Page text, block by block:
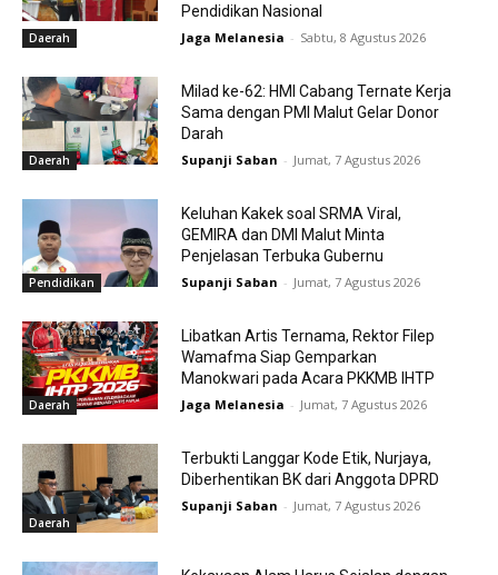
Daerah
Pendidikan Nasional
Jaga Melanesia - Sabtu, 8 Agustus 2026
Daerah
Milad ke-62: HMI Cabang Ternate Kerja
Sama dengan PMI Malut Gelar Donor
Darah
Supanji Saban - Jumat, 7 Agustus 2026
Pendidikan
Keluhan Kakek soal SRMA Viral,
GEMIRA dan DMI Malut Minta
Penjelasan Terbuka Gubernu
Supanji Saban - Jumat, 7 Agustus 2026
Daerah
Libatkan Artis Ternama, Rektor Filep
Wamafma Siap Gemparkan
Manokwari pada Acara PKKMB IHTP
Jaga Melanesia - Jumat, 7 Agustus 2026
Daerah
Terbukti Langgar Kode Etik, Nurjaya,
Diberhentikan BK dari Anggota DPRD
Supanji Saban - Jumat, 7 Agustus 2026